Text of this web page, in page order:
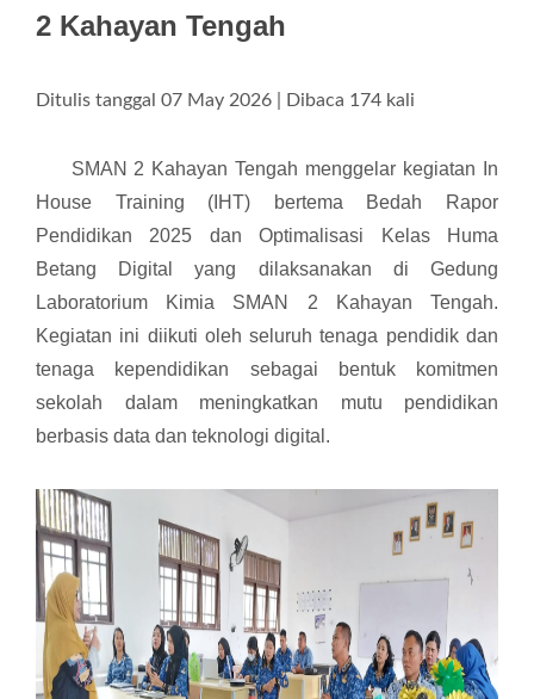
2 Kahayan Tengah
Ditulis tanggal 07 May 2026 | Dibaca 174 kali
SMAN 2 Kahayan Tengah menggelar kegiatan In
House Training (IHT) bertema Bedah Rapor
Pendidikan 2025 dan Optimalisasi Kelas Huma
Betang Digital yang dilaksanakan di Gedung
Laboratorium Kimia SMAN 2 Kahayan Tengah.
Kegiatan ini diikuti oleh seluruh tenaga pendidik dan
tenaga kependidikan sebagai bentuk komitmen
sekolah dalam meningkatkan mutu pendidikan
berbasis data dan teknologi digital.